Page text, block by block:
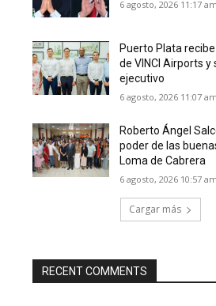
6 agosto, 2026 11:17 am
Puerto Plata
de VINCI Airports y
ejecutivo
6 agosto, 2026 11:07 am
Roberto Ángel
poder de las
Loma de Cabrera
6 agosto, 2026 10:57 am
Cargar más
RECENT COMMENTS